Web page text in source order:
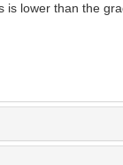
is lower than the